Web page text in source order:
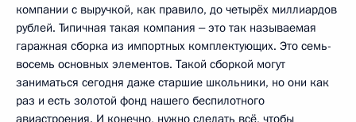
компании с выручкой, как правило, до четырёх миллиардов
рублей. Типичная такая компания ‒ это так называемая
гаражная сборка из импортных комплектующих. Это семь-
восемь основных элементов. Такой сборкой могут
заниматься сегодня даже старшие школьники, но они как
раз и есть золотой фонд нашего беспилотного
авиастроения. И конечно, нужно сделать всё, чтобы